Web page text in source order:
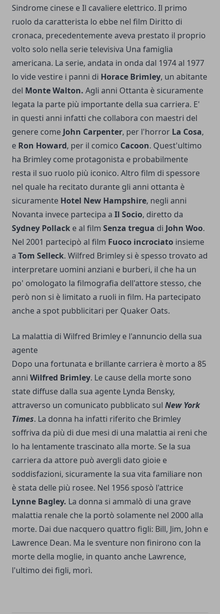
Sindrome cinese e Il cavaliere elettrico. Il primo
ruolo da caratterista lo ebbe nel film Diritto di
cronaca, precedentemente aveva prestato il proprio
volto solo nella serie televisiva Una famiglia
americana. La serie, andata in onda dal 1974 al 1977
lo vide vestire i panni di Horace Brimley, un abitante
del Monte Walton. Agli anni Ottanta è sicuramente
legata la parte più importante della sua carriera. E'
in questi anni infatti che collabora con maestri del
genere come John Carpenter, per l'horror La Cosa,
e Ron Howard, per il comico Cacoon. Quest'ultimo
ha Brimley come protagonista e probabilmente
resta il suo ruolo più iconico. Altro film di spessore
nel quale ha recitato durante gli anni ottanta è
sicuramente Hotel New Hampshire, negli anni
Novanta invece partecipa a Il Socio, diretto da
Sydney Pollack e al film Senza tregua di John Woo.
Nel 2001 partecipò al film Fuoco incrociato insieme
a Tom Selleck. Wilfred Brimley si è spesso trovato ad
interpretare uomini anziani e burberi, il che ha un
po' omologato la filmografia dell'attore stesso, che
però non si è limitato a ruoli in film. Ha partecipato
anche a spot pubblicitari per Quaker Oats.
La malattia di Wilfred Brimley e l'annuncio della sua
agente
Dopo una fortunata e brillante carriera è morto a 85
anni Wilfred Brimley. Le cause della morte sono
state diffuse dalla sua agente Lynda Bensky,
attraverso un comunicato pubblicato sul New York
Times. La donna ha infatti riferito che Brimley
soffriva da più di due mesi di una malattia ai reni che
lo ha lentamente trascinato alla morte. Se la sua
carriera da attore può avergli dato gioie e
soddisfazioni, sicuramente la sua vita familiare non
è stata delle più rosee. Nel 1956 sposò l'attrice
Lynne Bagley. La donna si ammalò di una grave
malattia renale che la portò solamente nel 2000 alla
morte. Dai due nacquero quattro figli: Bill, Jim, John e
Lawrence Dean. Ma le sventure non finirono con la
morte della moglie, in quanto anche Lawrence,
l'ultimo dei figli, morì.